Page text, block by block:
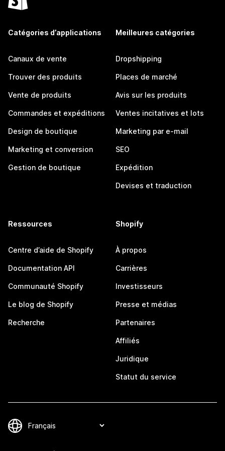
Catégories d’applications
Canaux de vente
Trouver des produits
Vente de produits
Commandes et expéditions
Design de boutique
Marketing et conversion
Gestion de boutique
Meilleures catégories
Dropshipping
Places de marché
Avis sur les produits
Ventes incitatives et lots
Marketing par e-mail
SEO
Expédition
Devises et traduction
Ressources
Centre d’aide de Shopify
Documentation API
Communauté Shopify
Le blog de Shopify
Recherche
Shopify
À propos
Carrières
Investisseurs
Presse et médias
Partenaires
Affiliés
Juridique
Statut du service